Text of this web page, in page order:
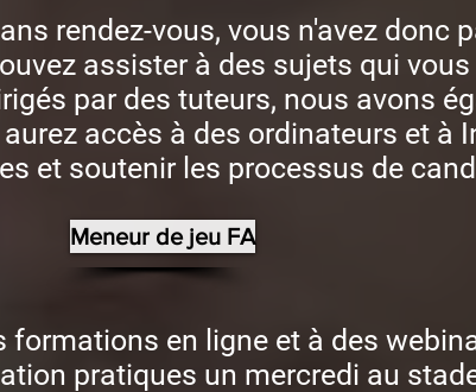
rendez-vous, vous n'avez donc
assister à des sujets qui
par des tuteurs, nous avons
accès à des ordinateurs et à
et soutenir les processus de
Meneur de jeu FA
formations en ligne et à des
pratiques un mercredi au